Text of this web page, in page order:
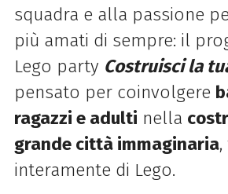
squadra e alla passione
più amati di sempre: il
Lego party Costruisci la
pensato per coinvolgere
ragazzi e adulti nella
grande città immaginaria,
interamente di Lego.